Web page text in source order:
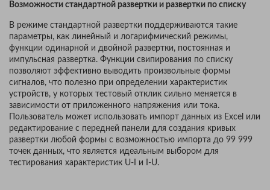
Возможности стандартной развертки и развертки по списку
В режиме стандартной развертки поддерживаются такие
параметры, как линейный и логарифмический режимы,
функции одинарной и двойной развертки, постоянная и
импульсная развертка. Функции свипирования по списку
позволяют эффективно выводить произвольные формы
сигналов, что полезно при определении характеристик
устройств, у которых тестовый отклик сильно меняется в
зависимости от приложенного напряжения или тока.
Пользователь может использовать импорт данных из Excel или
редактирование с передней панели для создания кривых
развертки любой формы с возможностью импорта до 99 999
точек данных, что является идеальным выбором для
тестирования характеристик U-I и I-U.